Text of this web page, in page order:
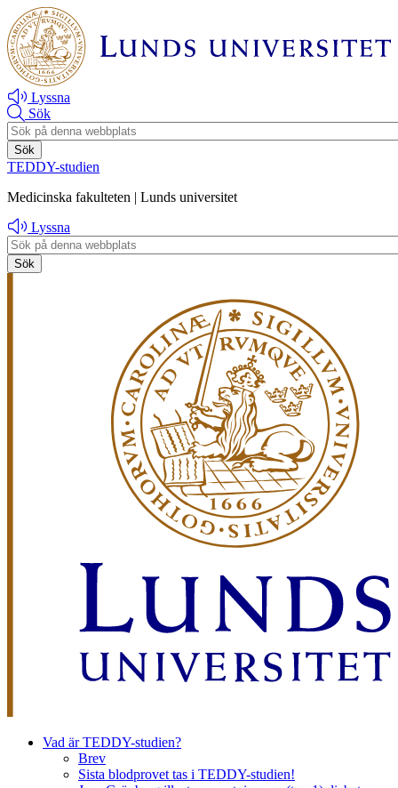
Hoppa
till
huvudinnehåll
Hoppa
till
huvudinnehåll
Lyssna
Sök
Header
search
TEDDY-studien
Medicinska fakulteten | Lunds universitet
Lyssna
Header
search
Vad är TEDDY-studien?
Brev
Sista blodprovet tas i TEDDY-studien!